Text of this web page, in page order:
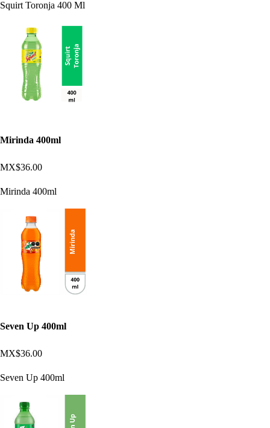
Squirt Toronja 400 Ml
Mirinda 400ml
MX$36.00
Mirinda 400ml
Seven Up 400ml
MX$36.00
Seven Up 400ml